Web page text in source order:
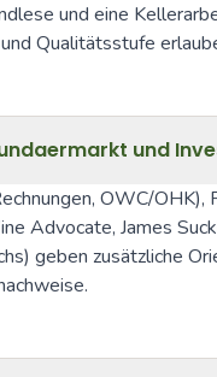
und eine
Qualitätsstufe
und
OWC/
Advocate, James
geben zusätzliche